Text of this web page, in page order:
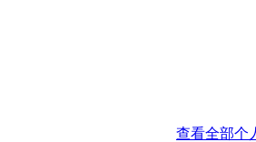
查看全部个